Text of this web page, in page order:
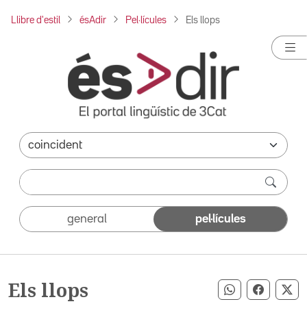
Llibre d'estil ésAdir Pel·lícules Els llops
general pel·lícules
Els llops Compartir